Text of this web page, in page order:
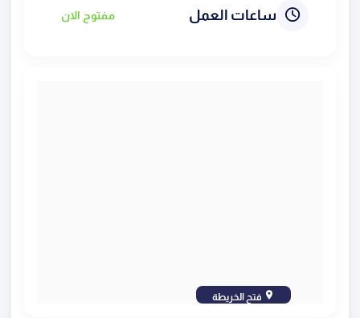
ساعات العمل مفتوح الان
فتح الخريطة